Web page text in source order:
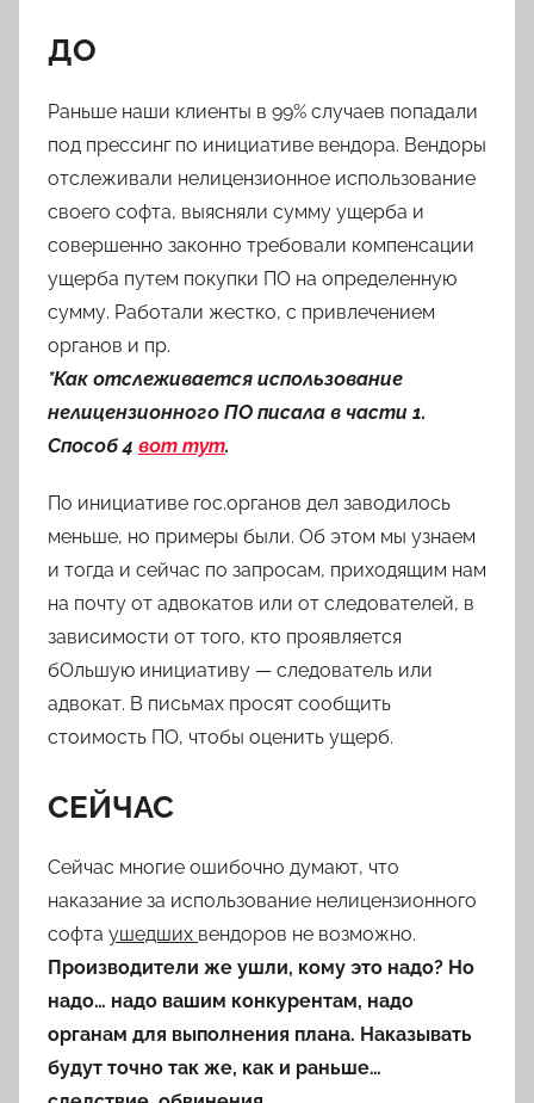
ДО
Раньше наши клиенты в 99% случаев попадали
под прессинг по инициативе вендора. Вендоры
отслеживали нелицензионное использование
своего софта, выясняли сумму ущерба и
совершенно законно требовали компенсации
ущерба путем покупки ПО на определенную
сумму. Работали жестко, с привлечением
органов и пр.
*Как отслеживается использование
нелицензионного ПО писала в части 1.
Способ 4 вот тут.
По инициативе гос.органов дел заводилось
меньше, но примеры были. Об этом мы узнаем
и тогда и сейчас по запросам, приходящим нам
на почту от адвокатов или от следователей, в
зависимости от того, кто проявляется
бОльшую инициативу — следователь или
адвокат. В письмах просят сообщить
стоимость ПО, чтобы оценить ущерб.
СЕЙЧАС
Сейчас многие ошибочно думают, что
наказание за использование нелицензионного
софта ушедших вендоров не возможно.
Производители же ушли, кому это надо? Но
надо… надо вашим конкурентам, надо
органам для выполнения плана. Наказывать
будут точно так же, как и раньше…